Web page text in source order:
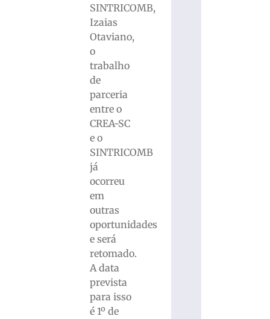
SINTRICOMB,
Izaias
Otaviano,
o
trabalho
de
parceria
entre o
CREA-SC
e o
SINTRICOMB
já
ocorreu
em
outras
oportunidades
e será
retomado.
A data
prevista
para isso
é 1º de